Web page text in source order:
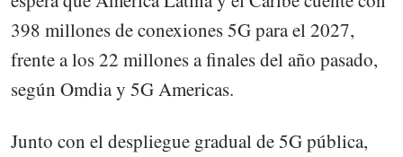
398 millones de conexiones 5G para el 2027,
frente a los 22 millones a finales del año pasado,
según Omdia y 5G Americas.
Junto con el despliegue gradual de 5G pública,